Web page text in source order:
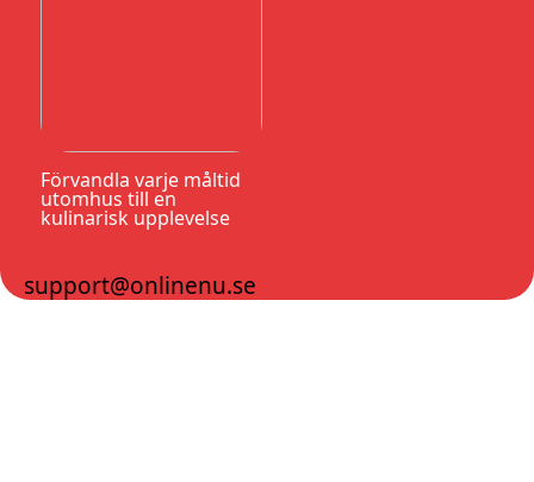
Förvandla varje måltid
utomhus till en
kulinarisk upplevelse
support@onlinenu.se